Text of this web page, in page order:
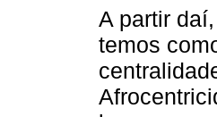
A partir
temos